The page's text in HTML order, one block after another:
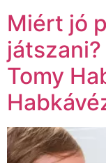
Miért jó
Tomy